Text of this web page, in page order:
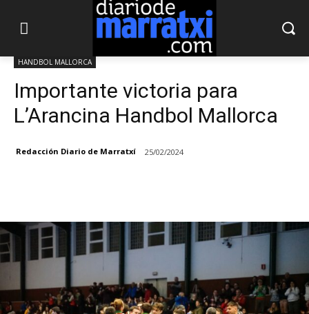
HANDBOL MALLORCA
Importante victoria para
L’Arancina Handbol Mallorca
Redacción Diario de Marratxí 25/02/2024